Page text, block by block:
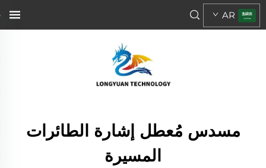
AR
مسدس مُعطل إشارة الطائرات
المسيرة